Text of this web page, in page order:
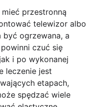
przestronną
telewizor albo
być ogrzewana, a
czuć się
i po wykonanej
leczenie jest
etapach,
spędzać wiele